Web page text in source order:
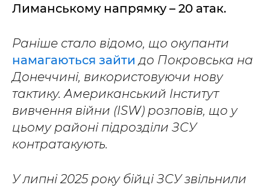
Лиманському напрямку – 20 атак.
Раніше стало відомо, що окупанти
намагаються зайтидо Покровська на
Донеччині, використовуючи нову
тактику. Американський Інститут
вивчення війни (ISW) розповів, що у
цьому районі підрозділи ЗСУ
контратакують.
У липні 2025 року бійці ЗСУ звільнили